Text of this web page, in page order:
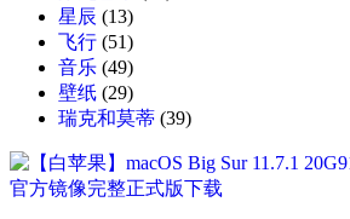
星辰 (13)
飞行 (51)
音乐 (49)
壁纸 (29)
瑞克和莫蒂 (39)